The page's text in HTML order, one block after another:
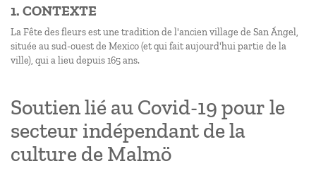
1. CONTEXTE
La Fête des fleurs est une tradition de l'ancien village de San Ángel,
située au sud-ouest de Mexico (et qui fait aujourd'hui partie de la
ville), qui a lieu depuis 165 ans.
Soutien lié au Covid-19 pour le
secteur indépendant de la
culture de Malmö